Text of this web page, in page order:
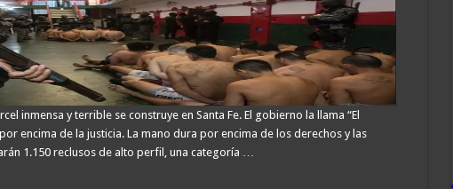
inmensa y terrible se construye en Santa Fe. El gobierno la llama “El
encima de la justicia. La mano dura por encima de los derechos y las
1.150 reclusos de alto perfil, una categoría …